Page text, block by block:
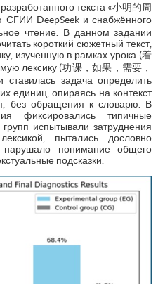
текста «小明的周
DeepSeek и снабжённого
чтение. В данном задании
короткий сюжетный текст,
изученную в рамках урока (着
лексику (功课，如果，需要，
задача определить
единиц, опираясь на контекст
без обращения к словарю. В
фиксировались типичные
испытывали затруднения
пытались дословно
нарушало понимание общего
подсказки.